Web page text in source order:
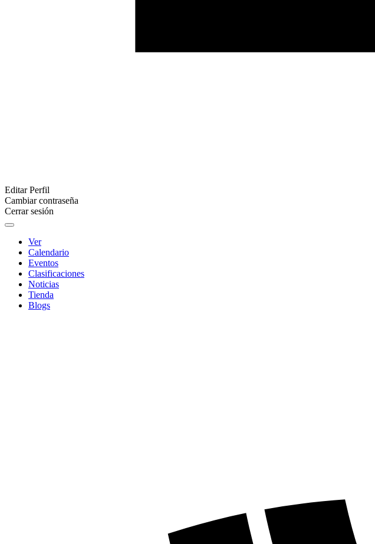
Editar Perfil
Cambiar contraseña
Cerrar sesión
Ver
Calendario
Eventos
Clasificaciones
Noticias
Tienda
Blogs